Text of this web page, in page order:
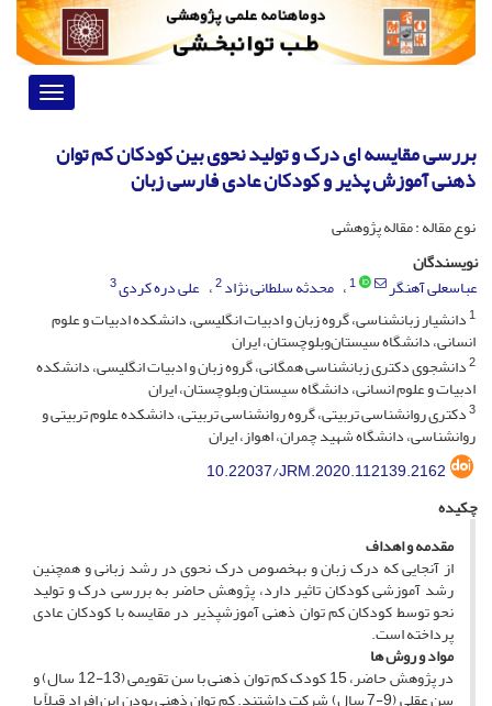
Toggle
بررسی مقایسه ای درک و تولید نحوی بین کودکان کم توان
ذهنی آموزش پذیر و کودکان عادی فارسی زبان
نوع مقاله : مقاله پژوهشی
نویسندگان
عباسعلی آهنگر
1 محدثه سلطانی نژاد2 علی دره کردی3
1دانشیار زبانشناسی، گروه زبان و ادبیات انگلیسی، دانشکده ادبیات و علوم
انسانی، دانشگاه سیستان‌وبلوچستان، ایران
2دانشجوی دکتری زبانشناسی همگانی، گروه زبان و ادبیات انگلیسی، دانشکده
ادبیات و علوم انسانی، دانشگاه سیستان وبلوچستان، ایران
3دکتری روانشناسی تربیتی، گروه روانشناسی تربیتی، دانشکده علوم تربیتی و
روانشناسی، دانشگاه شهید چمران، اهواز، ایران
10.22037/JRM.2020.112139.2162
چکیده
مقدمه و اهداف
از آنجایی که درک زبان و به­خصوص درک نحوی در رشد زبانی و همچنین
رشد آموزشی کودکان تاثیر دارد، پژوهش حاضر به بررسی درک و تولید
نحو توسط کودکان کم­ توان ذهنی آموزش­پذیر در مقایسه با کودکان عادی
پرداخته است.
مواد و روش ­ها
در پژوهش حاضر، 15 کودک کم­ توان ذهنی با سن تقویمی (13-12 سال) و
سن عقلی (9-7 سال) شرکت داشتند. کم ­توان ذهنی بودن این افراد قبلاً با